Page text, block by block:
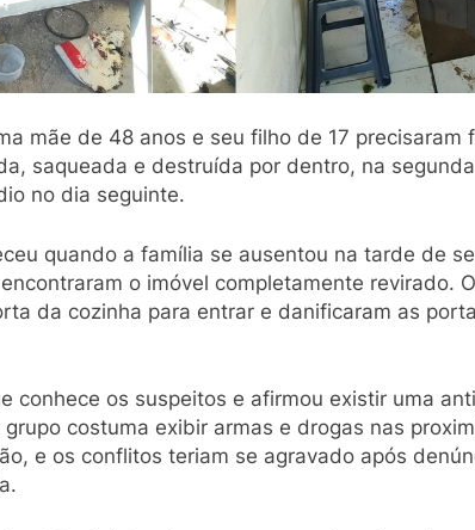
mãe de 48 anos e seu filho de 17 precisaram
saqueada e destruída por dentro, na
no dia seguinte.
quando a família se ausentou na tarde de
o imóvel completamente revirado.
da cozinha para entrar e danificaram as
conhece os suspeitos e afirmou existir uma
costuma exibir armas e drogas nas
e os conflitos teriam se agravado após